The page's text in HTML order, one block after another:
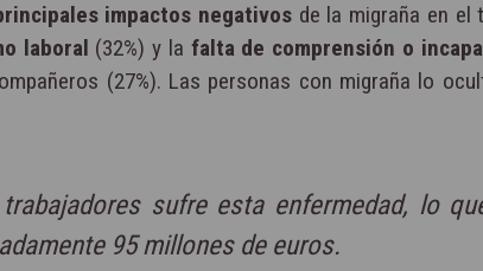
impactos negativos de la migraña en el
laboral (32%) y la falta de comprensión o
(27%). Las personas con migraña lo
sufre esta enfermedad, lo
95 millones de euros.